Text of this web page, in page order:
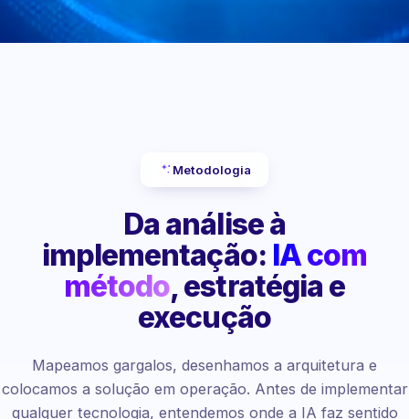
Metodologia
Da análise à
implementação: IA com
método, estratégia e
execução
Mapeamos gargalos, desenhamos a arquitetura e
colocamos a solução em operação. Antes de implementar
qualquer tecnologia, entendemos onde a IA faz sentido